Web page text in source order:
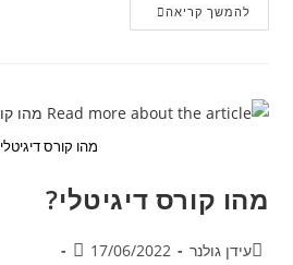
להמשך קריאהמהו
העיקרון
בעידן
המודרני?
מהו קורס דיגיטלי
מהו קורס דיגיטלי?
מחבר:
עידן גולנר פורסם:
17/06/2022